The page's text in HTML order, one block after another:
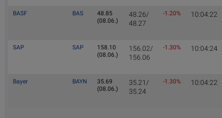
BASF BAS
48.85
(08.06.)
48.26/
48.27
-1.20% 10:04:22
SAP SAP
158.10
(08.06.)
156.02/
156.06
-1.30% 10:04:24
Bayer BAYN
35.69
(08.06.)
35.21/
35.24
-1.30% 10:04:22